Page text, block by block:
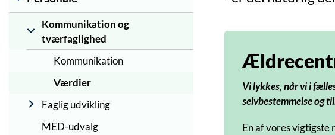
Kommunikation og
tværfaglighed
Kommunikation
Værdier
Faglig udvikling
MED-udvalg
Vi lykkes, når vi i
selvbestemmelse og
En af vores vigtigste